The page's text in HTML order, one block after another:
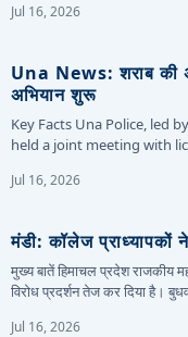
Jul 16, 2026
Una News: शराब की
अभियान शुरू
Key Facts Una Police, led
held a joint meeting with
Jul 16, 2026
मंडी: कॉलेज प्राध्यापकों
मुख्य बातें हिमाचल प्रदेश राजकीय
विरोध प्रदर्शन तेज कर दिया है।
Jul 16, 2026